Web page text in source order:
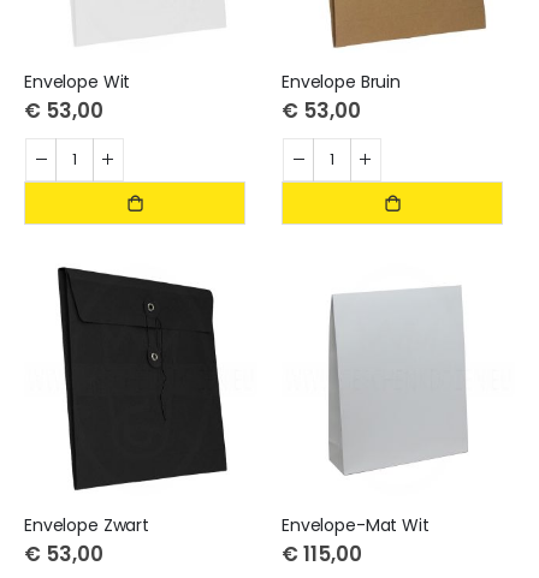
Envelope Wit
€ 53,00
Envelope Bruin
€ 53,00
Envelope Zwart
€ 53,00
Envelope-Mat Wit
€ 115,00